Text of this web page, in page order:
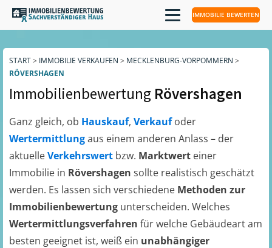
IMMOBILIE BEWERTEN
START> IMMOBILIE VERKAUFEN > MECKLENBURG-VORPOMMERN >
RÖVERSHAGEN
Immobilienbewertung Rövershagen
Ganz gleich, ob Hauskauf, Verkaufoder
Wertermittlungaus einem anderen Anlass – der
aktuelleVerkehrswert bzw. Marktwert einer
Immobilie in Rövershagen sollte realistisch geschätzt
werden. Es lassen sich verschiedene Methoden zur
Immobilienbewertung unterscheiden. Welches
Wertermittlungsverfahren für welche Gebäudeart am
besten geeignet ist, weiß ein unabhängiger